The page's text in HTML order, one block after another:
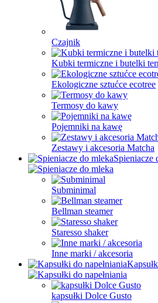
Czajnik
Kubki termiczne i butelki
Ekologiczne sztućce ecotree
Termosy do kawy
Pojemniki na kawę
Zestawy i akcesoria Matcha
Spieniacze
Subminimal
Bellman steamer
Staresso shaker
Inne marki / akcesoria
kapsułki Dolce Gusto